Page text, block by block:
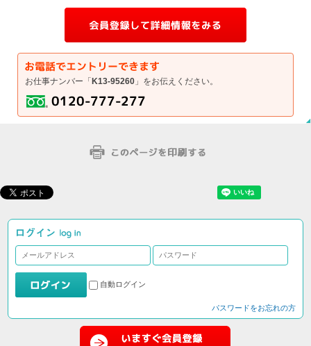
お仕事ナンバー「 K13-95260 」をお伝えください。
自動ログイン
パスワードをお忘れの方